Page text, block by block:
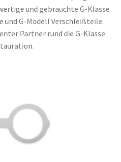
und gebrauchte G-Klasse
G-Modell Verschleißteile.
Partner rund die G-Klasse